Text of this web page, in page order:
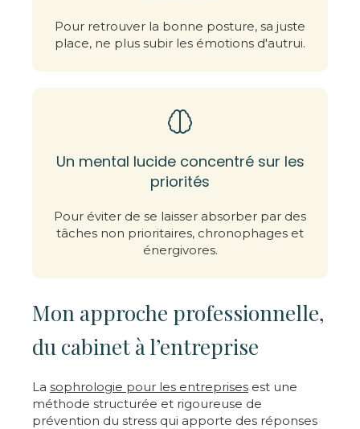
Pour retrouver la bonne posture, sa juste
place, ne plus subir les émotions d'autrui.
Un mental lucide concentré sur les
priorités
Pour éviter de se laisser absorber par des
tâches non prioritaires, chronophages et
énergivores.
Mon approche professionnelle,
du cabinet à l’entreprise
La sophrologie pour les entreprises est une
méthode structurée et rigoureuse de
prévention du stress qui apporte des réponses